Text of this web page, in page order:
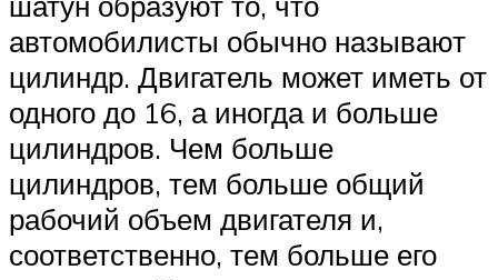
автомобилисты обычно называют
цилиндр. Двигатель может иметь от
одного до 16, а иногда и больше
цилиндров. Чем больше
цилиндров, тем больше общий
рабочий объем двигателя и,
соответственно, тем больше его